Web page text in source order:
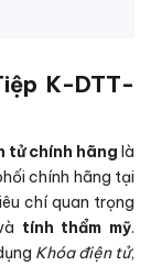
K-DTT-
tử chính hãng là
chính hãng tại
chí quan trọng
tính thẩm mỹ.
Khóa điện tử,